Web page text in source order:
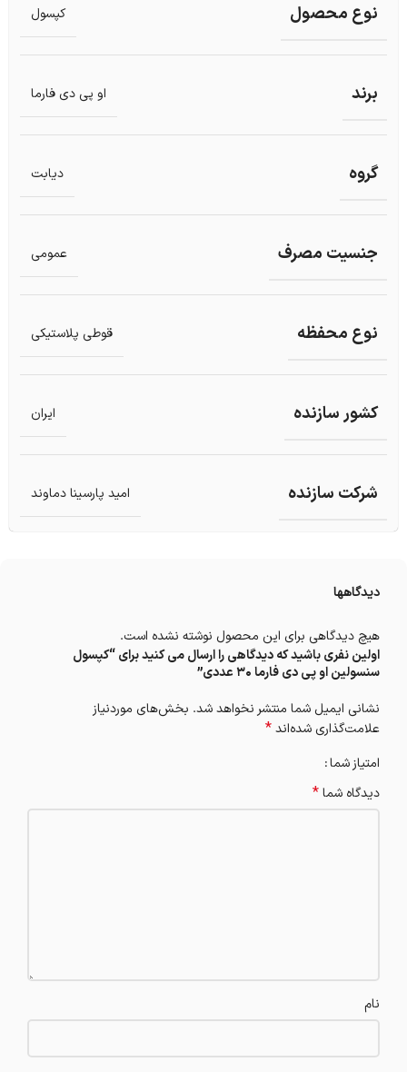
نوع محصول کپسول
برند او پی دی فارما
گروه دیابت
جنسیت مصرف عمومی
نوع محفظه قوطی پلاستیکی
کشور سازنده ایران
شرکت سازنده امید پارسینا دماوند
دیدگاهها
هیچ دیدگاهی برای این محصول نوشته نشده است.
اولین نفری باشید که دیدگاهی را ارسال می کنید برای “کپسول
سنسولین او پی دی فارما 30 عددی”
نشانی ایمیل شما منتشر نخواهد شد. بخش‌های موردنیاز
علامت‌گذاری شده‌اند*
امتیاز شما
دیدگاه شما*
نام